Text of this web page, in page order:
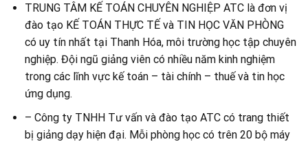
TRUNG TÂM KẾ TOÁN CHUYÊN NGHIỆP ATC là đơn vị
đào tạo KẾ TOÁN THỰC TẾ và TIN HỌC VĂN PHÒNG
có uy tín nhất tại Thanh Hóa, môi trường học tập chuyên
nghiệp. Đội ngũ giảng viên có nhiều năm kinh nghiệm
trong các lĩnh vực kế toán – tài chính – thuế và tin học
ứng dụng.
– Công ty TNHH Tư vấn và đào tạo ATC có trang thiết
bị giảng dạy hiện đại. Mỗi phòng học có trên 20 bộ máy